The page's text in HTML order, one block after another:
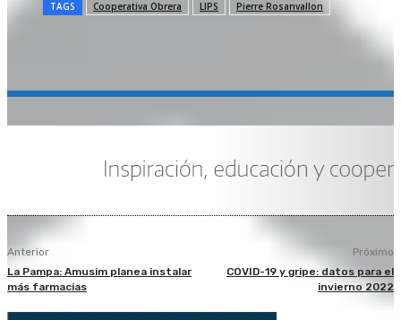
TAGS Cooperativa Obrera LIPS Pierre Rosanvallon
Anterior
La Pampa: Amusim planea instalar
más farmacias
Próximo
COVID-19 y gripe: datos para el
invierno 2022